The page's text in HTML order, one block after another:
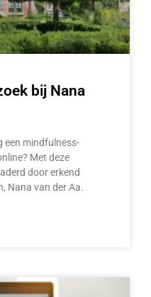
bij Nana
een mindfulness-
Met deze
door erkend
Nana van der Aa.